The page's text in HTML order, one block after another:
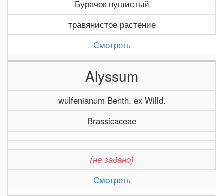
Бурачок пушистый
травянистое растение
Смотреть
Alyssum
wulfenianum Benth. ex Willd.
Brassicaceae
(не задано)
Смотреть